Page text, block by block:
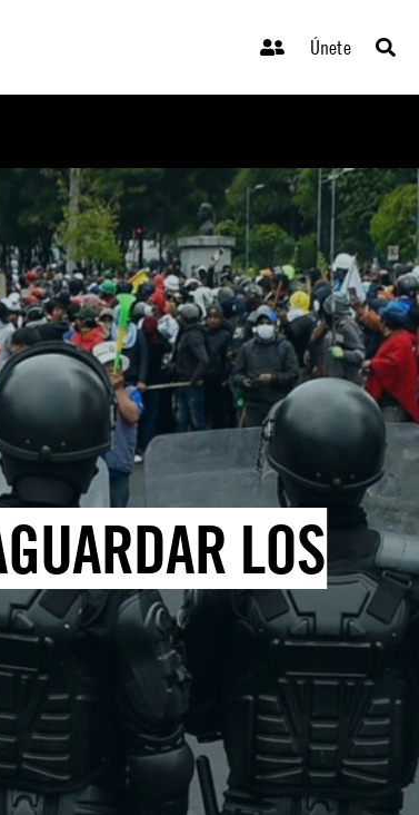
Únete
LOS